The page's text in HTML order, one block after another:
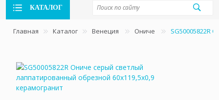
КАТАЛОГ
Главная Каталог Венеция Ониче SG50005822R